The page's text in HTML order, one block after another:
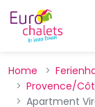
Home
Provence/
Apartment